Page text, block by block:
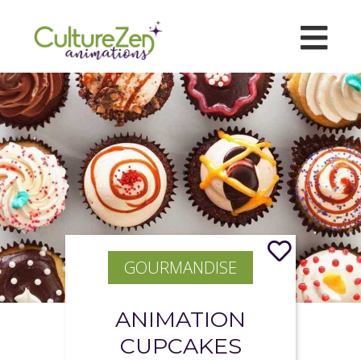
GOURMANDISE
ANIMATION
CUPCAKES